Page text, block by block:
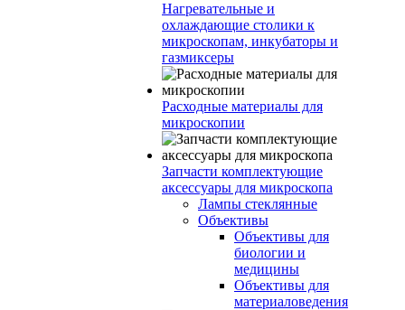
Нагревательные и
охлаждающие столики к
микроскопам, инкубаторы и
газмиксеры
Расходные материалы для
микроскопии
Запчасти комплектующие
аксессуары для микроскопа
Лампы стеклянные
Объективы
Объективы для
биологии и
медицины
Объективы для
материаловедения